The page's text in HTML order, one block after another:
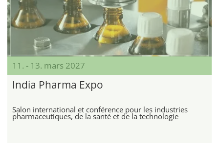
11. - 13. mars 2027
India Pharma Expo
Salon international et conférence pour les industries
pharmaceutiques, de la santé et de la technologie